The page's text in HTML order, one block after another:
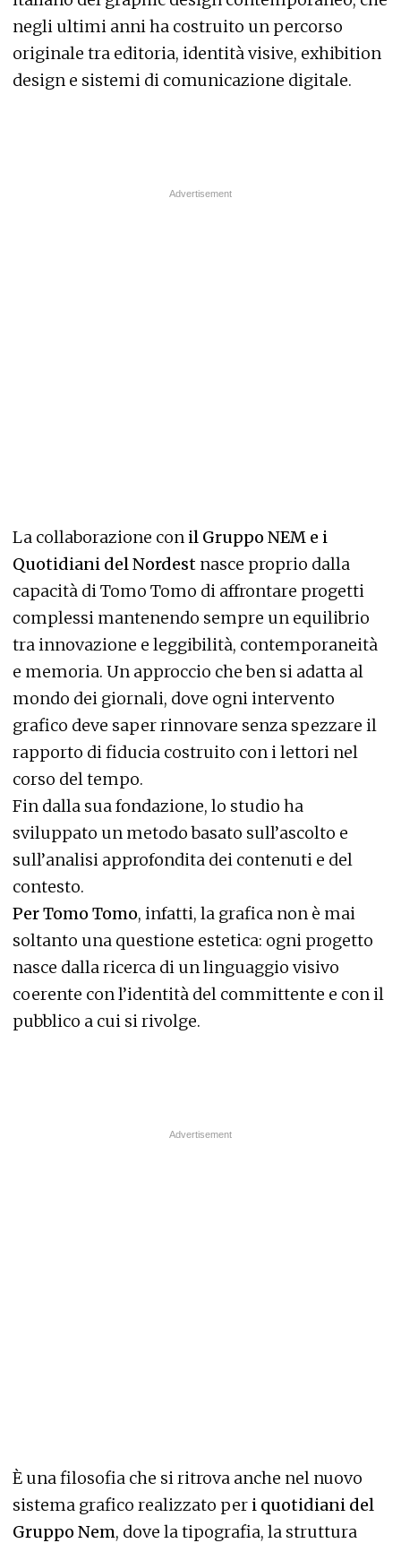
negli ultimi anni ha costruito un percorso
originale tra editoria, identità visive, exhibition
design e sistemi di comunicazione digitale.
La collaborazione con il Gruppo NEM e i
Quotidiani del Nordest nasce proprio dalla
capacità di Tomo Tomo di affrontare progetti
complessi mantenendo sempre un equilibrio
tra innovazione e leggibilità, contemporaneità
e memoria. Un approccio che ben si adatta al
mondo dei giornali, dove ogni intervento
grafico deve saper rinnovare senza spezzare il
rapporto di fiducia costruito con i lettori nel
corso del tempo.
Fin dalla sua fondazione, lo studio ha
sviluppato un metodo basato sull’ascolto e
sull’analisi approfondita dei contenuti e del
contesto.
Per Tomo Tomo, infatti, la grafica non è mai
soltanto una questione estetica: ogni progetto
nasce dalla ricerca di un linguaggio visivo
coerente con l’identità del committente e con il
pubblico a cui si rivolge.
È una filosofia che si ritrova anche nel nuovo
sistema grafico realizzato per i quotidiani del
Gruppo Nem, dove la tipografia, la struttura